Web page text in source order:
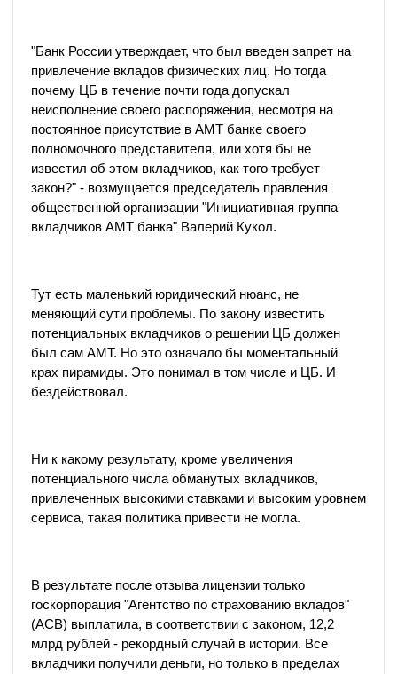
"Банк России утверждает, что был введен запрет на
привлечение вкладов физических лиц. Но тогда
почему ЦБ в течение почти года допускал
неисполнение своего распоряжения, несмотря на
постоянное присутствие в АМТ банке своего
полномочного представителя, или хотя бы не
известил об этом вкладчиков, как того требует
закон?" - возмущается председатель правления
общественной организации "Инициативная группа
вкладчиков АМТ банка" Валерий Кукол.
Тут есть маленький юридический нюанс, не
меняющий сути проблемы. По закону известить
потенциальных вкладчиков о решении ЦБ должен
был сам АМТ. Но это означало бы моментальный
крах пирамиды. Это понимал в том числе и ЦБ. И
бездействовал.
Ни к какому результату, кроме увеличения
потенциального числа обманутых вкладчиков,
привлеченных высокими ставками и высоким уровнем
сервиса, такая политика привести не могла.
В результате после отзыва лицензии только
госкорпорация "Агентство по страхованию вкладов"
(АСВ) выплатила, в соответствии с законом, 12,2
млрд рублей - рекордный случай в истории. Все
вкладчики получили деньги, но только в пределах